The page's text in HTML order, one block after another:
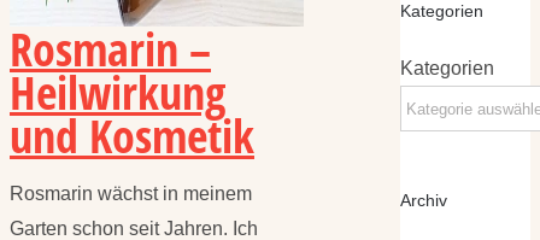
Rosmarin –
Heilwirkung
und Kosmetik
Rosmarin wächst in meinem
Garten schon seit Jahren. Ich
Kategorien
Kategorien
Archiv